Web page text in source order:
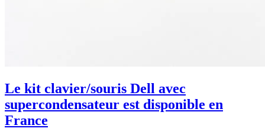
Le kit clavier/souris Dell avec
supercondensateur est disponible en
France